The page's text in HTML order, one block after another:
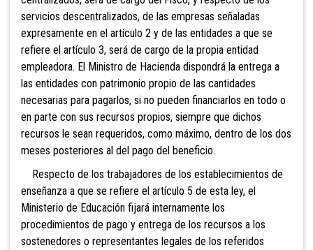
servicios descentralizados, de las empresas señaladas
expresamente en el artículo 2 y de las entidades a que se
refiere el artículo 3, será de cargo de la propia entidad
empleadora. El Ministro de Hacienda dispondrá la entrega a
las entidades con patrimonio propio de las cantidades
necesarias para pagarlos, si no pueden financiarlos en todo o
en parte con sus recursos propios, siempre que dichos
recursos le sean requeridos, como máximo, dentro de los dos
meses posteriores al del pago del beneficio.
Respecto de los trabajadores de los establecimientos de
enseñanza a que se refiere el artículo 5 de esta ley, el
Ministerio de Educación fijará internamente los
procedimientos de pago y entrega de los recursos a los
sostenedores o representantes legales de los referidos